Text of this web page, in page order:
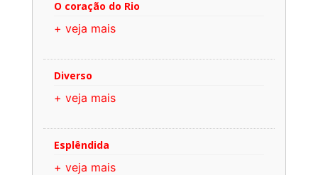
O coração do Rio
+ veja mais
Diverso
+ veja mais
Esplêndida
+ veja mais